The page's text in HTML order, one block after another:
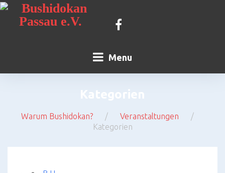
Skip
content
Kontakt
Menu
Kategorien
Warum Bushidokan? / Veranstaltungen
/
Kategorien